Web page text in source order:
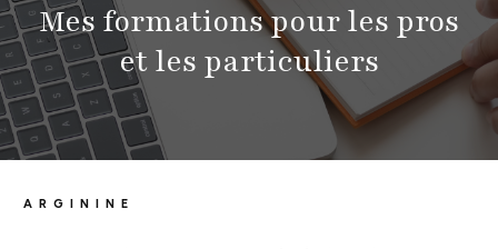
Mes formations pour les pros
et les particuliers
ARGININE